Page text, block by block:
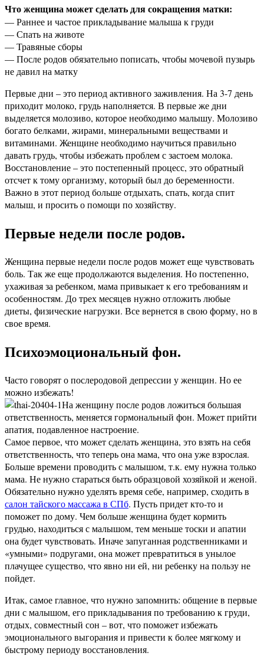
Что женщина может сделать для сокращения матки:
— Раннее и частое прикладывание малыша к груди
— Спать на животе
— Травяные сборы
— После родов обязательно пописать, чтобы мочевой пузырь
не давил на матку
Первые дни – это период активного заживления. На 3-7 день
приходит молоко, грудь наполняется. В первые же дни
выделяется молозиво, которое необходимо малышу. Молозиво
богато белками, жирами, минеральными веществами и
витаминами. Женщине необходимо научиться правильно
давать грудь, чтобы избежать проблем с застоем молока.
Восстановление – это постепенный процесс, это обратный
отсчет к тому организму, который был до беременности.
Важно в этот период больше отдыхать, спать, когда спит
малыш, и просить о помощи по хозяйству.
Первые недели после родов.
Женщина первые недели после родов может еще чувствовать
боль. Так же еще продолжаются выделения. Но постепенно,
ухаживая за ребенком, мама привыкает к его требованиям и
особенностям. До трех месяцев нужно отложить любые
диеты, физические нагрузки. Все вернется в свою форму, но в
свое время.
Психоэмоциональный фон.
Часто говорят о послеродовой депрессии у женщин. Но ее
можно избежать!
На женщину после родов ложиться большая
ответственность, меняется гормональный фон. Может прийти
апатия, подавленное настроение.
Самое первое, что может сделать женщина, это взять на себя
ответственность, что теперь она мама, что она уже взрослая.
Больше времени проводить с малышом, т.к. ему нужна только
мама. Не нужно стараться быть образцовой хозяйкой и женой.
Обязательно нужно уделять время себе, например, сходить в
салон тайского массажа в СПб. Пусть придет кто-то и
поможет по дому. Чем больше женщина будет кормить
грудью, находиться с малышом, тем меньше тоски и апатии
она будет чувствовать. Иначе запуганная родственниками и
«умными» подругами, она может превратиться в унылое
плачущее существо, что явно ни ей, ни ребенку на пользу не
пойдет.
Итак, самое главное, что нужно запомнить: общение в первые
дни с малышом, его прикладывания по требованию к груди,
отдых, совместный сон – вот, что поможет избежать
эмоционального выгорания и привести к более мягкому и
быстрому периоду восстановления.